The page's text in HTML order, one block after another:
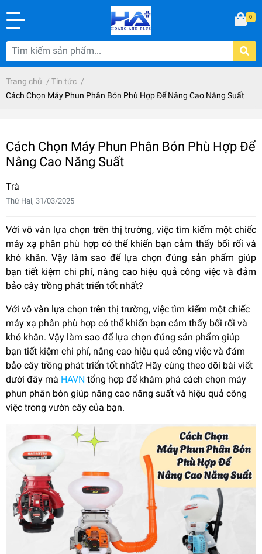
0
Trang chủ / Tin tức /
Cách Chọn Máy Phun Phân Bón Phù Hợp Để Nâng Cao Năng Suất
Cách Chọn Máy Phun Phân Bón Phù Hợp Để
Nâng Cao Năng Suất
Trà
Thứ Hai, 31/03/2025
Với vô vàn lựa chọn trên thị trường, việc tìm kiếm một chiếc
máy xạ phân phù hợp có thể khiến bạn cảm thấy bối rối và
khó khăn. Vậy làm sao để lựa chọn đúng sản phẩm giúp
bạn tiết kiệm chi phí, nâng cao hiệu quả công việc và đảm
bảo cây trồng phát triển tốt nhất?
Với vô vàn lựa chọn trên thị trường, việc tìm kiếm một chiếc
máy xạ phân phù hợp có thể khiến bạn cảm thấy bối rối và
khó khăn. Vậy làm sao để lựa chọn đúng sản phẩm giúp
bạn tiết kiệm chi phí, nâng cao hiệu quả công việc và đảm
bảo cây trồng phát triển tốt nhất? Hãy cùng theo dõi bài viết
dưới đây mà HAVN tổng hợp để khám phá cách chọn máy
phun phân bón giúp nâng cao năng suất và hiệu quả công
việc trong vườn cây của bạn.